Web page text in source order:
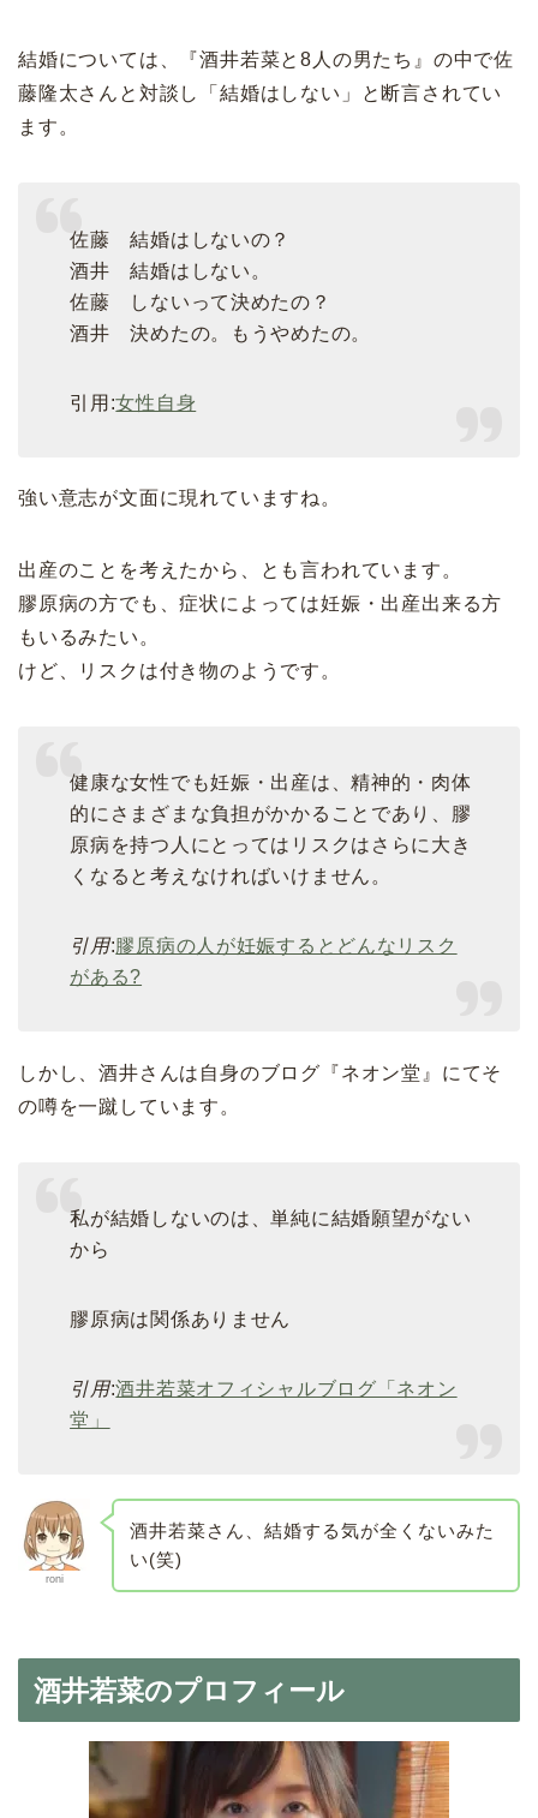
結婚については、『酒井若菜と8人の男たち』の中で佐
藤隆太さんと対談し「結婚はしない」と断言されてい
ます。
佐藤 結婚はしないの？
酒井 結婚はしない。
佐藤 しないって決めたの？
酒井 決めたの。もうやめたの。
引用:女性自身
強い意志が文面に現れていますね。
出産のことを考えたから、とも言われています。
膠原病の方でも、症状によっては妊娠・出産出来る方
もいるみたい。
けど、リスクは付き物のようです。
健康な女性でも妊娠・出産は、精神的・肉体
的にさまざまな負担がかかることであり、膠
原病を持つ人にとってはリスクはさらに大き
くなると考えなければいけません。
引用:膠原病の人が妊娠するとどんなリスク
がある?
しかし、酒井さんは自身のブログ『ネオン堂』にてそ
の噂を一蹴しています。
私が結婚しないのは、単純に結婚願望がない
から
膠原病は関係ありません
引用:酒井若菜オフィシャルブログ「ネオン
堂」
roni
酒井若菜さん、結婚する気が全くないみた
い(笑)
酒井若菜のプロフィール